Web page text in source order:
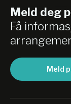
Meld deg
Få
Meld